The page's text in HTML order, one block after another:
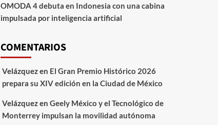
OMODA 4 debuta en Indonesia con una cabina
impulsada por inteligencia artificial
COMENTARIOS
Velázquezen El Gran Premio Histórico 2026
prepara su XIV edición en la Ciudad de México
Velázquezen Geely México y el Tecnológico de
Monterrey impulsan la movilidad autónoma